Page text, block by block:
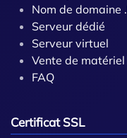
Nom de domaine
Serveur dédié
Serveur virtuel
Vente de matériel
FAQ
Certificat SSL